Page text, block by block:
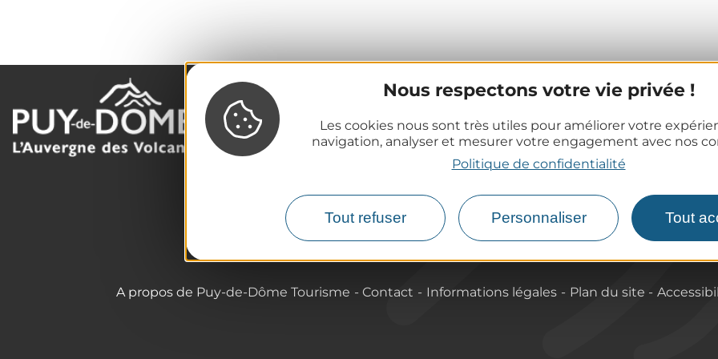
Nous respectons votre vie privée !
Les cookies nous sont très utiles pour améliorer votre
navigation, analyser et mesurer votre engagement avec nos
Politique de confidentialité
Tout refuser Personnaliser Tout
La destination
Nos incontournables
L'Auvergne des Volcans
Tout l'agenda
Préparer son voyage
Offices de Tourisme
Comment venir ?
A propos de Puy-de-Dôme Tourisme Contact Informations légales Plan du site